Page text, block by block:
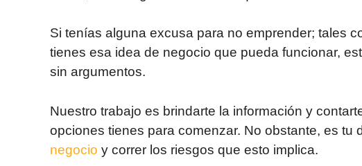
Si tenías alguna excusa para no emprender; tales
tienes esa idea de negocio que pueda funcionar,
sin argumentos.
Nuestro trabajo es brindarte la información y
opciones tienes para comenzar. No obstante, es tu
negocio y correr los riesgos que esto implica.